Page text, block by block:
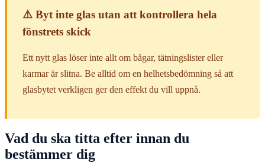
⚠️ Byt inte glas utan att kontrollera hela
fönstrets skick
Ett nytt glas löser inte allt om bågar, tätningslister eller
karmar är slitna. Be alltid om en helhetsbedömning så att
glasbytet verkligen ger den effekt du vill uppnå.
Vad du ska titta efter innan du
bestämmer dig